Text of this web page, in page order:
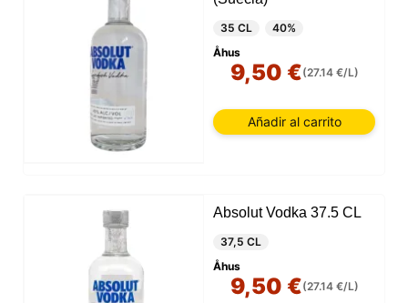
35 CL
40%
Åhus
9,50 €(27.14 €/L)
Añadir al carrito
Absolut Vodka 37.5 CL
37,5 CL
Åhus
9,50 €(27.14 €/L)